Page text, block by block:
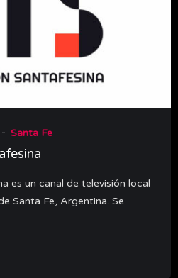
Santa Fe
es un canal de televisión local
Santa Fe, Argentina. Se